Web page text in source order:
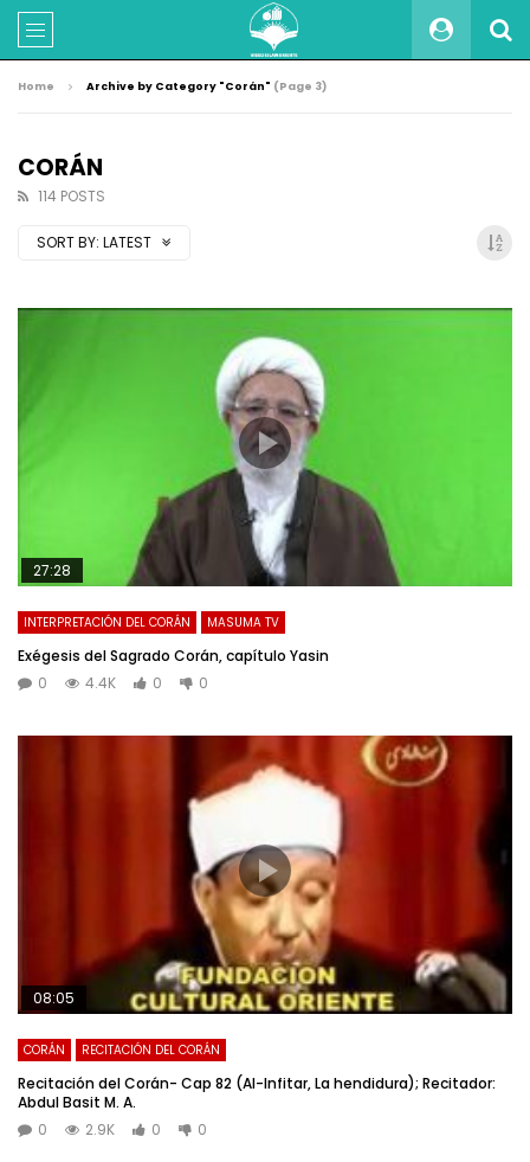
Home Archive by Category "Corán" (Page 3)
CORÁN
114 POSTS
SORT BY: LATEST
27:28
INTERPRETACIÓN DEL CORÁN MASUMA TV
Exégesis del Sagrado Corán, capítulo Yasin
0
4.4K 0 0
08:05
CORÁN RECITACIÓN DEL CORÁN
Recitación del Corán- Cap 82 (Al-Infitar, La hendidura); Recitador:
Abdul Basit M. A.
0
2.9K 0 0